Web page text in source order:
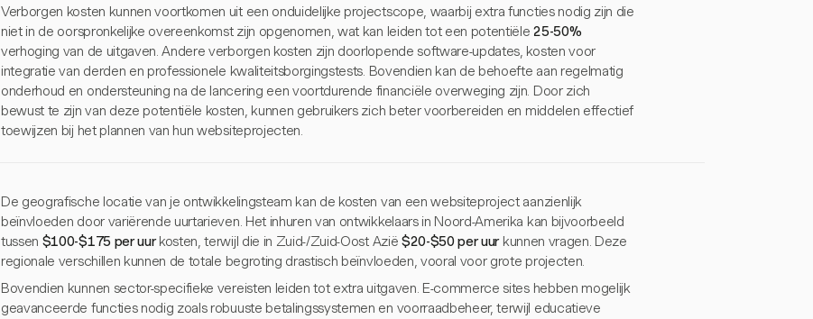
Verborgen kosten kunnen voortkomen uit een onduidelijke projectscope, waarbij extra functies nodig zijn die
niet in de oorspronkelijke overeenkomst zijn opgenomen, wat kan leiden tot een potentiële25-50%
verhoging van de uitgaven. Andere verborgen kosten zijn doorlopende software-updates, kosten voor
integratie van derden en professionele kwaliteitsborgingstests. Bovendien kan de behoefte aan regelmatig
onderhoud en ondersteuning na de lancering een voortdurende financiële overweging zijn. Door zich
bewust te zijn van deze potentiële kosten, kunnen gebruikers zich beter voorbereiden en middelen effectief
toewijzen bij het plannen van hun websiteprojecten.
De geografische locatie van je ontwikkelingsteam kan de kosten van een websiteproject aanzienlijk
beïnvloeden door variërende uurtarieven. Het inhuren van ontwikkelaars in Noord-Amerika kan bijvoorbeeld
tussen $100-$175 per uurkosten, terwijl die in Zuid-/Zuid-Oost Azië $20-$50 per uurkunnen vragen. Deze
regionale verschillen kunnen de totale begroting drastisch beïnvloeden, vooral voor grote projecten.
Bovendien kunnen sector-specifieke vereisten leiden tot extra uitgaven. E-commerce sites hebben mogelijk
geavanceerde functies nodig zoals robuuste betalingssystemen en voorraadbeheer, terwijl educatieve